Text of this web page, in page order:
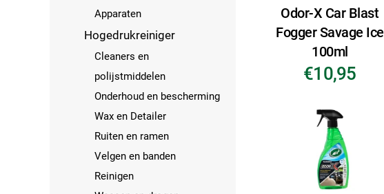
Odor-X Car Blast
Fogger Savage Ice
100ml
€10,95
Apparaten
Hogedrukreiniger
Cleaners en
polijstmiddelen
Onderhoud en bescherming
Wax en Detailer
Ruiten en ramen
Velgen en banden
Reinigen